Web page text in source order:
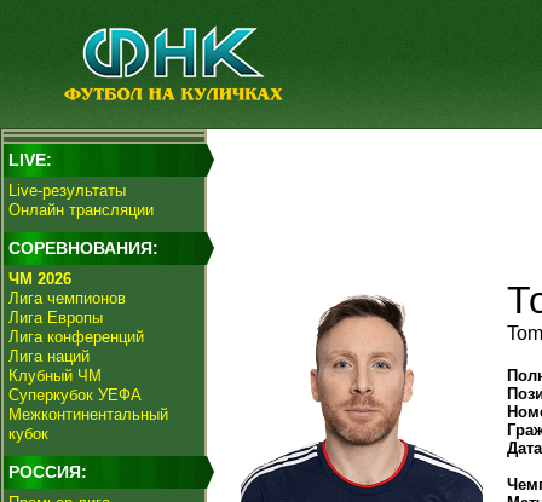
LIVE:
Live-результаты
Онлайн трансляции
СОРЕВНОВАНИЯ:
ЧМ 2026
Лига чемпионов
Лига Европы
Лига конференций
Лига наций
Клубный ЧМ
Суперкубок УЕФА
Межконтинентальный
кубок
РОССИЯ: